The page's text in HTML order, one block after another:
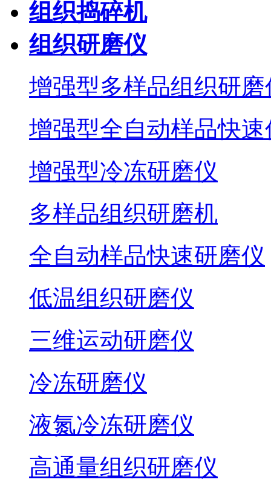
组织捣碎机
组织研磨仪
增强型多样品组织研磨
增强型全自动样品快速
增强型冷冻研磨仪
多样品组织研磨机
全自动样品快速研磨仪
低温组织研磨仪
三维运动研磨仪
冷冻研磨仪
液氮冷冻研磨仪
高通量组织研磨仪